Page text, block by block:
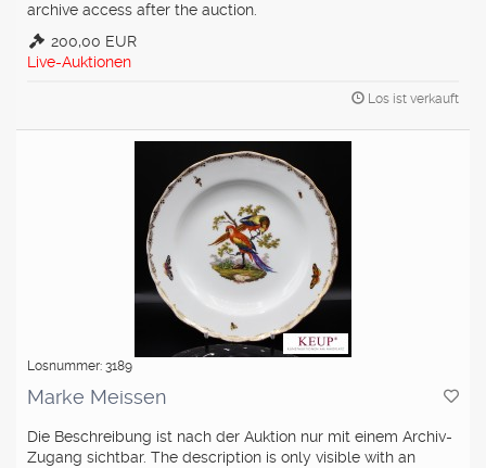
archive access after the auction.
200,00 EUR
Live-Auktionen
Los ist verkauft
Losnummer: 3189
Marke Meissen
Die Beschreibung ist nach der Auktion nur mit einem Archiv-
Zugang sichtbar. The description is only visible with an